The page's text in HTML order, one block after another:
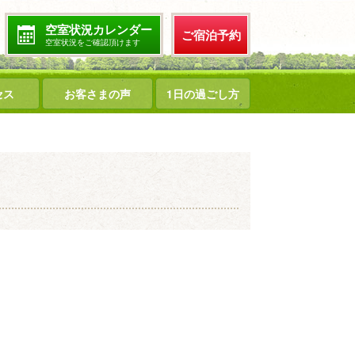
空室状況カレンダー
空室状況をご確認頂けます ご宿泊予約
ス お客さまの声 1日の過ごし方